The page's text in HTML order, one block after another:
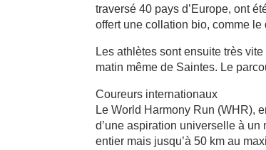
traversé 40 pays d’Europe, ont
offert une collation bio, comme le
Les athlètes sont ensuite très
matin même de Saintes. Le
Coureurs internationaux
Le World Harmony Run (WHR),
d’une aspiration universelle à
entier mais jusqu’à 50 km au